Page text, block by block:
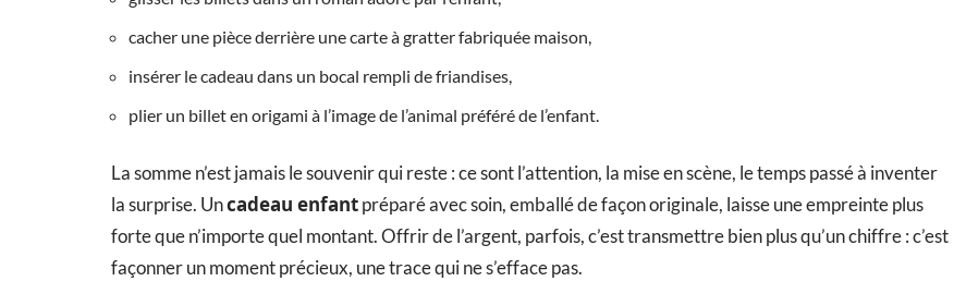
cacher une pièce derrière une carte à gratter fabriquée maison,
insérer le cadeau dans un bocal rempli de friandises,
plier un billet en origami à l’image de l’animal préféré de l’enfant.
La somme n’est jamais le souvenir qui reste : ce sont l’attention, la mise en scène, le temps passé à inventer
la surprise. Uncadeau enfantpréparé avec soin, emballé de façon originale, laisse une empreinte plus
forte que n’importe quel montant. Offrir de l’argent, parfois, c’est transmettre bien plus qu’un chiffre : c’est
façonner un moment précieux, une trace qui ne s’efface pas.